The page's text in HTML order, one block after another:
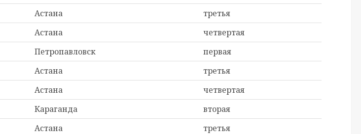
Астана
третья
Астана
четвертая
Петропавловск
первая
Астана
третья
Астана
четвертая
Караганда
вторая
Астана третья